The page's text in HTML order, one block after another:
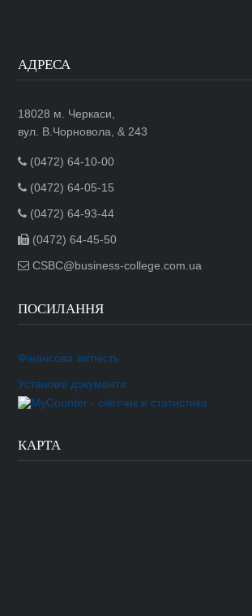
АДРЕСА
18028 м. Черкаси,
вул. В.Чорновола, & 243
(0472) 64-10-00
(0472) 64-05-15
(0472) 64-93-44
(0472) 64-45-50
CSBC@business-college.com.ua
ПОСИЛАННЯ
Фінансова звітність
Установчі документи
КАРТА